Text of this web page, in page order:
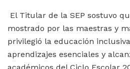
El Titular de la SEP sostuvo
mostrado por las maestras y
privilegió la educación
aprendizajes esenciales y